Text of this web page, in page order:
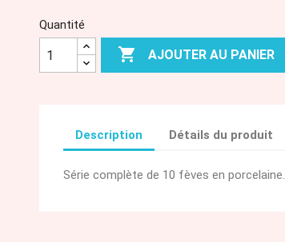
Quantité
 AJOUTER AU PANIER
Description Détails du produit
Série complète de 10 fèves en porcelaine.